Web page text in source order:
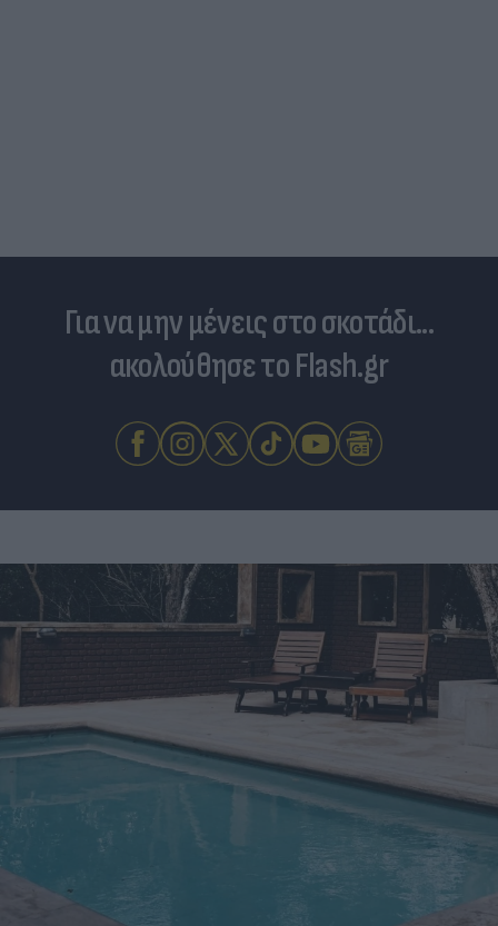
Για να μην μένεις στο σκοτάδι...
ακολούθησε το Flash.gr